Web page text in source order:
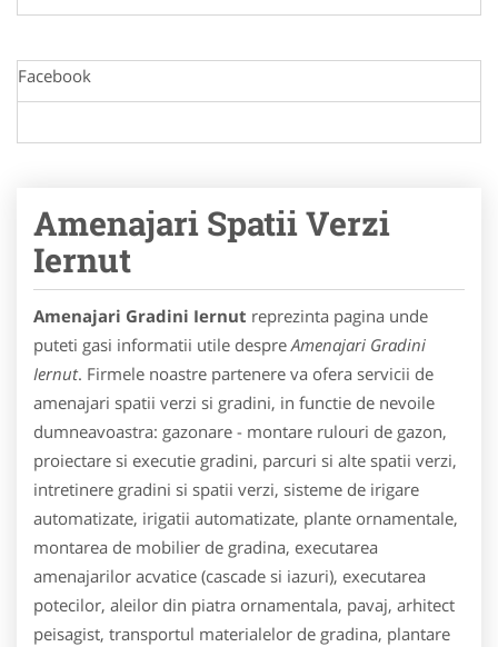
Facebook
Amenajari Spatii Verzi
Iernut
Amenajari Gradini Iernut reprezinta pagina unde
puteti gasi informatii utile despre Amenajari Gradini
Iernut. Firmele noastre partenere va ofera servicii de
amenajari spatii verzi si gradini, in functie de nevoile
dumneavoastra: gazonare - montare rulouri de gazon,
proiectare si executie gradini, parcuri si alte spatii verzi,
intretinere gradini si spatii verzi, sisteme de irigare
automatizate, irigatii automatizate, plante ornamentale,
montarea de mobilier de gradina, executarea
amenajarilor acvatice (cascade si iazuri), executarea
potecilor, aleilor din piatra ornamentala, pavaj, arhitect
peisagist, transportul materialelor de gradina, plantare